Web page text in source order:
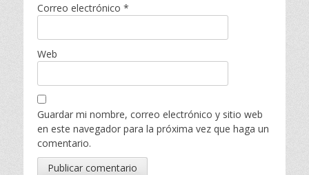
Correo electrónico *
Web
Guardar mi nombre, correo electrónico y sitio web
en este navegador para la próxima vez que haga un
comentario.